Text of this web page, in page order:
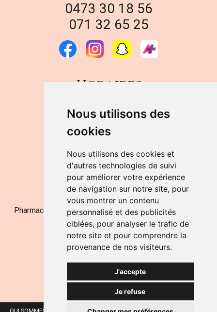
Nous utilisons des
cookies
Nous utilisons des cookies et
d'autres technologies de suivi
pour améliorer votre expérience
de navigation sur notre site, pour
vous montrer un contenu
personnalisé et des publicités
ciblées, pour analyser le trafic de
notre site et pour comprendre la
provenance de nos visiteurs.
J'accepte
Je refuse
0473 30 18 56
071 32 65 25
Horaires
DU LUNDI AU VENDREDI
de 9h à 12h30 et de 14h à 18h
LE SAMEDI
de 9h à 12h30
NOUS CONTACTER
Pharmacie Jufarma - Fatima Abachra - APB 521704 - N°
Entreprise BE0882-700-592